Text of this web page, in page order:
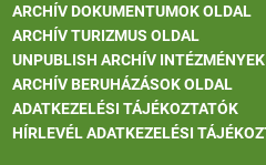
ARCHÍV DOKUMENTUMOK OLDAL
ARCHÍV TURIZMUS OLDAL
UNPUBLISH ARCHÍV
ARCHÍV BERUHÁZÁSOK OLDAL
ADATKEZELÉSI TÁJÉKOZTATÓK
HÍRLEVÉL ADATKEZELÉSI